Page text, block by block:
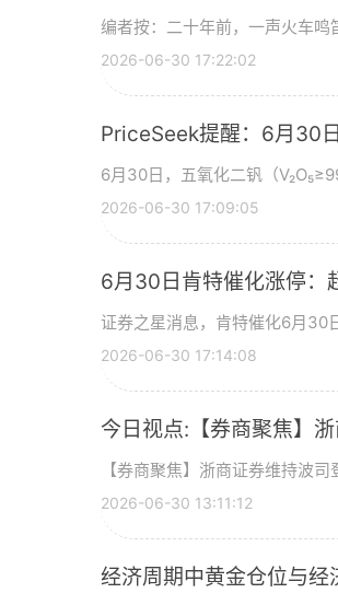
编者按：二十年前，一声火车
2026-06-30 17:22:02
PriceSeek提醒：6月30
6月30日，五氧化二钒（
2026-06-30 17:09:05
6月30日肯特催化涨停：
证券之星消息，肯特催化6月
2026-06-30 17:14:08
今日视点:【券商聚焦】
【券商聚焦】浙商证券维持波
2026-06-30 13:11:12
经济周期中黄金仓位与经